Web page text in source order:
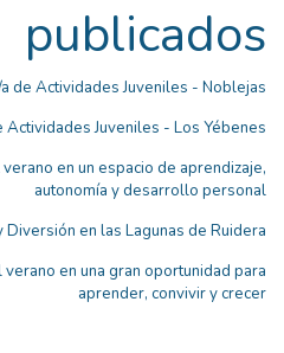
publicados
de Actividades Juveniles - Noblejas
Juveniles - Los Yébenes
en un espacio de aprendizaje,
autonomía y desarrollo personal
Diversión en las Lagunas de Ruidera
verano en una gran oportunidad para
aprender, convivir y crecer